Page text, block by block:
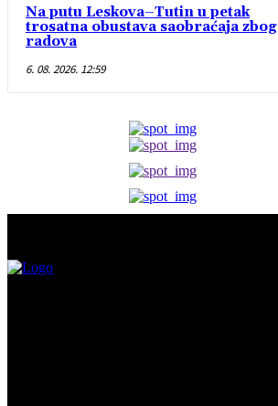
Na putu Leskova–Tutin u petak
trosatna obustava saobraćaja zbog
radova
6. 08. 2026. 12:59